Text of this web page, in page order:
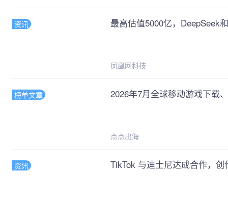
资讯 最高估值5000亿，DeepSeek
凤凰网科技
榜单文章 2026年7月全球移动游戏下载
点点出海
资讯 TikTok 与迪士尼达成合作，